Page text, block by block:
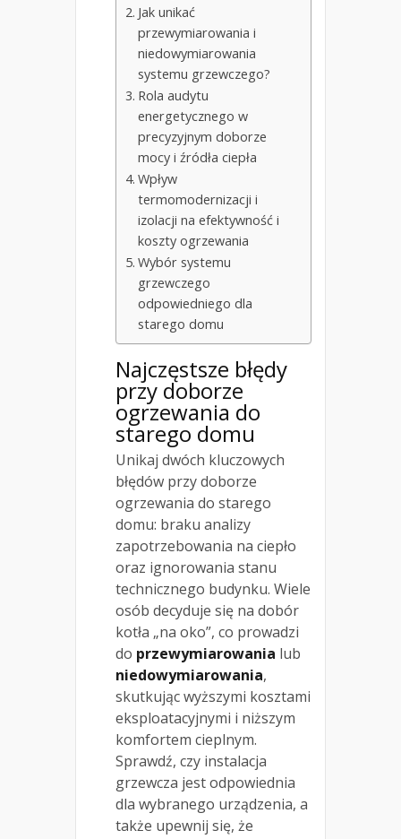
Jak unikać
przewymiarowania i
niedowymiarowania
systemu grzewczego?
Rola audytu
energetycznego w
precyzyjnym doborze
mocy i źródła ciepła
Wpływ
termomodernizacji i
izolacji na efektywność i
koszty ogrzewania
Wybór systemu
grzewczego
odpowiedniego dla
starego domu
Najczęstsze błędy
przy doborze
ogrzewania do
starego domu
Unikaj dwóch kluczowych
błędów przy doborze
ogrzewania do starego
domu: braku analizy
zapotrzebowania na ciepło
oraz ignorowania stanu
technicznego budynku. Wiele
osób decyduje się na dobór
kotła „na oko”, co prowadzi
do przewymiarowania lub
niedowymiarowania,
skutkując wyższymi kosztami
eksploatacyjnymi i niższym
komfortem cieplnym.
Sprawdź, czy instalacja
grzewcza jest odpowiednia
dla wybranego urządzenia, a
także upewnij się, że